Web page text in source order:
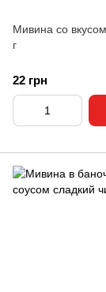
Мивина со
г
22 грн